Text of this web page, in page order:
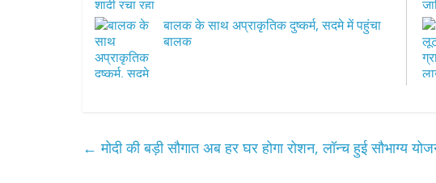
बालक के साथ अप्राकृतिक दुष्कर्म, सदमे में पहुंचा
बालक
← मोदी की बड़ी सौगात अब हर घर होगा रोशन, लॉन्च हुई सौभाग्य